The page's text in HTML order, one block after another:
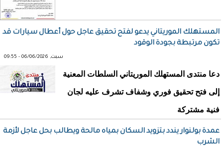
المستهلك الموريتاني يدعو لفتح تحقيق عاجل حول أعطال سيارات قد
تكون مرتبطة بجودة الوقود
سبت, 06/06/2026 - 09:55
دعا منتدى المستهلك الموريتاني السلطات المعنية
إلى فتح تحقيق فوري وشفاف تشرف عليه لجان
فنية مشتركة
عمدة بولنوار يندد بتزويد السكان بمياه مالحة ويطالب بحل عاجل لأزمة
الشرب